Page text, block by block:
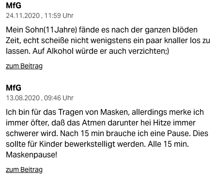
MfG
24.11.2020 , 11:59 Uhr
Mein Sohn(11Jahre) fände es nach der ganzen blöden
Zeit, echt scheiße nicht wenigstens ein paar knaller los zu
lassen. Auf Alkohol würde er auch verzichten;)
zum Beitrag
MfG
13.08.2020 , 09:46 Uhr
Ich bin für das Tragen von Masken, allerdings merke ich
immer öfter, daß das Atmen darunter hei Hitze immer
schwerer wird. Nach 15 min brauche ich eine Pause. Dies
sollte für Kinder bewerkstelligt werden. Alle 15 min.
Maskenpause!
zum Beitrag